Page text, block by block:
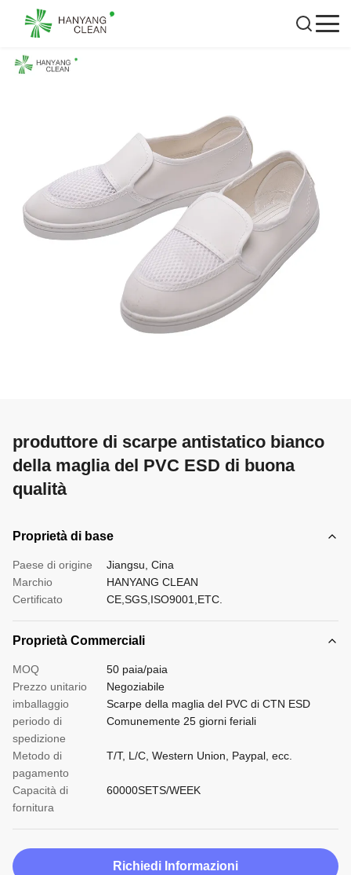
produttore di scarpe antistatico bianco
della maglia del PVC ESD di buona
qualità
Proprietà di base
Paese di origine
Jiangsu, Cina
Marchio
HANYANG CLEAN
Certificato
CE,SGS,ISO9001,ETC.
Proprietà Commerciali
MOQ
50 paia/paia
Prezzo unitario
Negoziabile
imballaggio
Scarpe della maglia del PVC di CTN ESD
periodo di
spedizione
Comunemente 25 giorni feriali
Metodo di
pagamento
T/T, L/C, Western Union, Paypal, ecc.
Capacità di
fornitura
60000SETS/WEEK
Richiedi Informazioni